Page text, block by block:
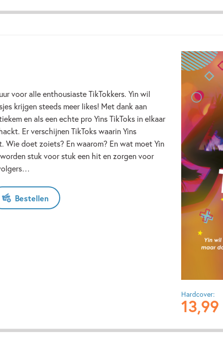
Hardcover:
13,99
voor alle enthousiaste TikTokkers. Yin wil
krijgen steeds meer likes! Met dank aan
en als een echte pro Yins TikToks in elkaar
Er verschijnen TikToks waarin Yins
Wie doet zoiets? En waarom? En wat moet Yin
stuk voor stuk een hit en zorgen voor
Bestellen